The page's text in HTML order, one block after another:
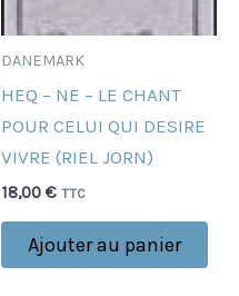
DANEMARK
HEQ – NE – LE CHANT
POUR CELUI QUI DESIRE
VIVRE (RIEL JORN)
18,00 € TTC
Ajouter au panier